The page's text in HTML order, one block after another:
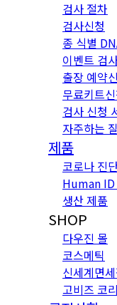
검사 절차
검사신청
종 식별
이벤트 검
출장 예약
무료키트
검사 신청
자주하는
제품
코로나 진
Human
생산 제품
SHOP
다우진 몰
코스메틱
신세계면
고비즈 코